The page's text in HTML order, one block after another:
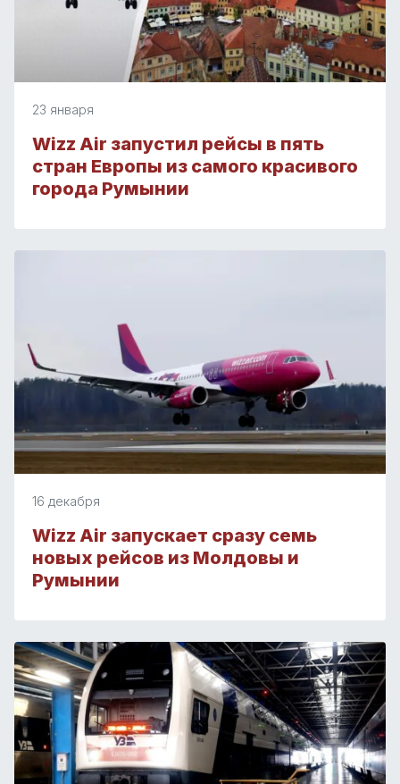
23 января
Wizz Air запустил рейсы в пять
стран Европы из самого красивого
города Румынии
16 декабря
Wizz Air запускает сразу семь
новых рейсов из Молдовы и
Румынии